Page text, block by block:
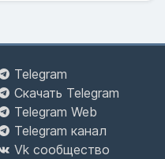
Telegram
Скачать Telegram
Telegram Web
Telegram канал
Vk сообщество